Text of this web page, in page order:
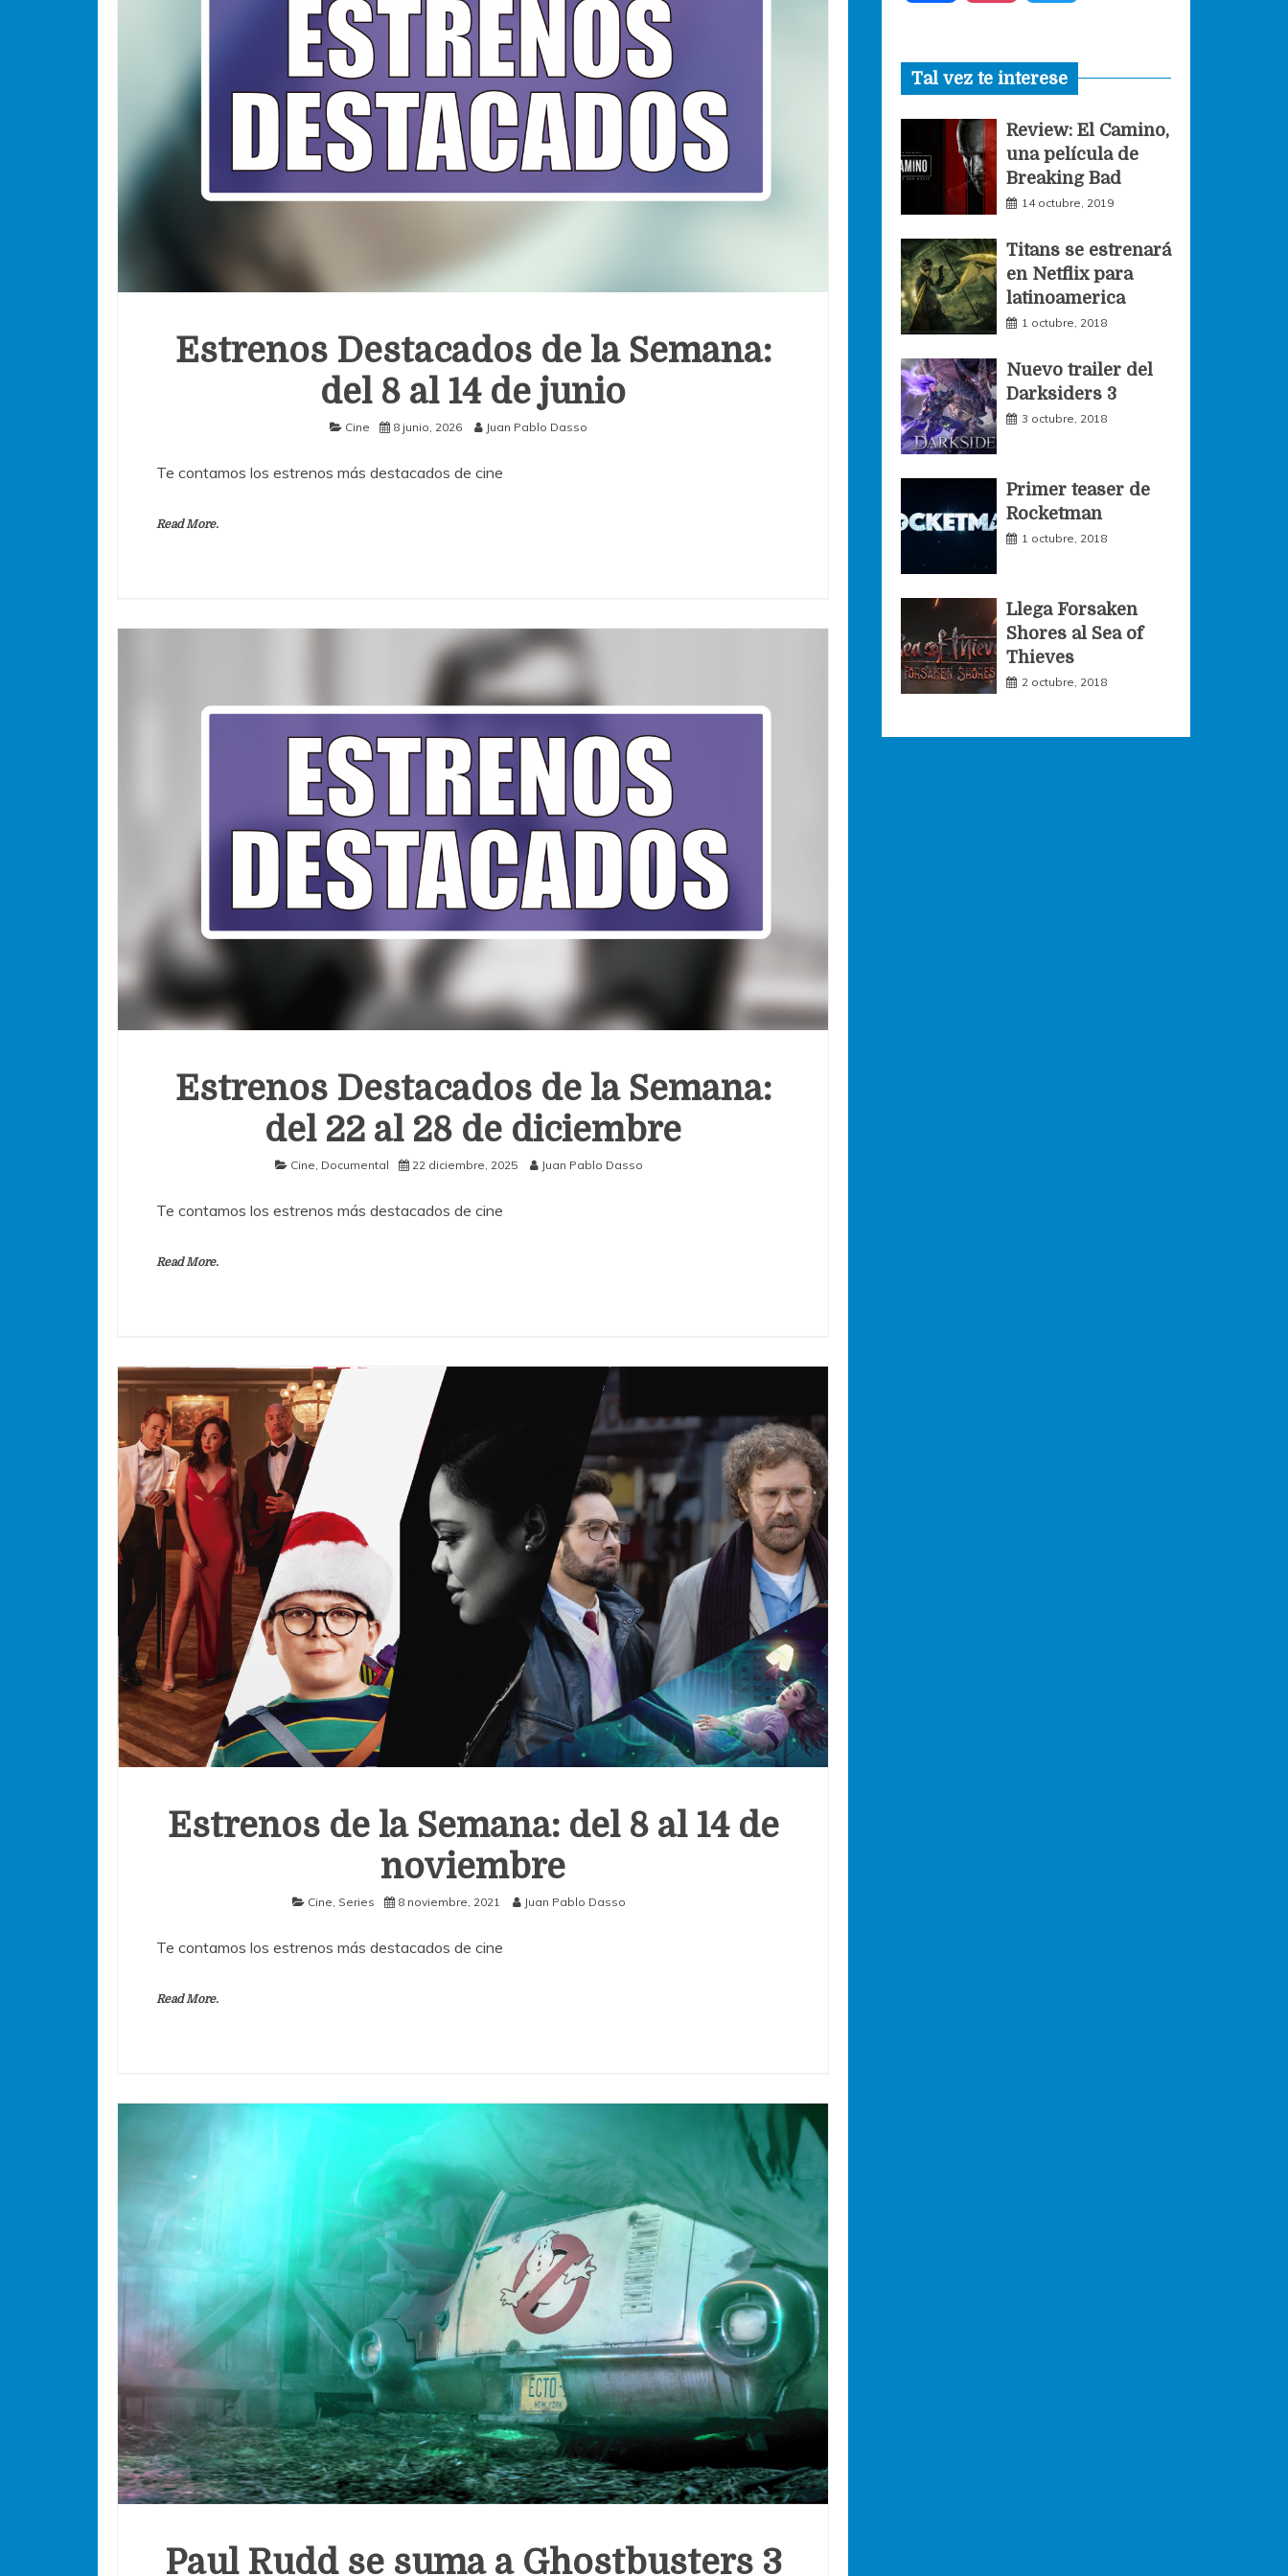
Estrenos Destacados de la Semana:
del 8 al 14 de junio
Cine 8 junio, 2026 Juan Pablo Dasso
Te contamos los estrenos más destacados de cine
Read More.
Estrenos Destacados de la Semana:
del 22 al 28 de diciembre
Cine Documental 22 diciembre, 2025 Juan Pablo Dasso
Te contamos los estrenos más destacados de cine
Read More.
Estrenos de la Semana: del 8 al 14 de
noviembre
Cine, Series 8 noviembre, 2021 Juan Pablo Dasso
Te contamos los estrenos más destacados de cine
Read More.
Paul Rudd se suma a Ghostbusters 3
c
e
b
o
o
s
t
a
g
r
m
i
t
t
r
Tal vez te interese
Review: El Camino,
una película de
Breaking Bad
14 octubre, 2019
Titans se estrenará
en Netflix para
latinoamerica
1 octubre, 2018
Nuevo trailer del
Darksiders 3
3 octubre, 2018
Primer teaser de
Rocketman
1 octubre, 2018
Llega Forsaken
Shores al Sea of
Thieves
2 octubre, 2018